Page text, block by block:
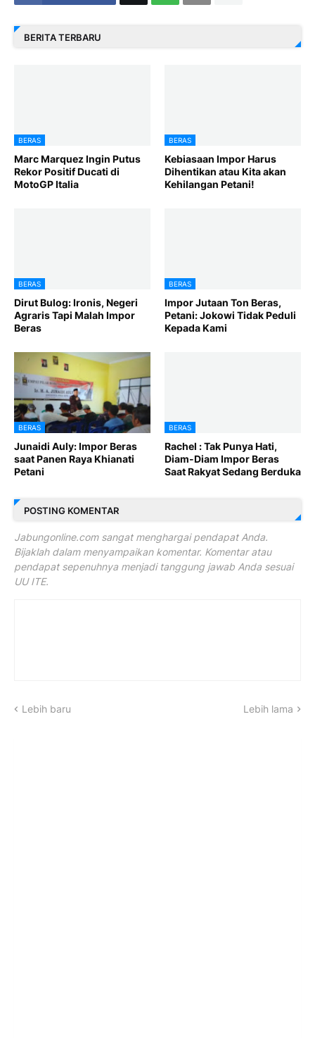
BERITA TERBARU
BERAS
Marc Marquez Ingin Putus
Rekor Positif Ducati di
MotoGP Italia
BERAS
Kebiasaan Impor Harus
Dihentikan atau Kita akan
Kehilangan Petani!
BERAS
Dirut Bulog: Ironis, Negeri
Agraris Tapi Malah Impor
Beras
BERAS
Impor Jutaan Ton Beras,
Petani: Jokowi Tidak Peduli
Kepada Kami
BERAS
Junaidi Auly: Impor Beras
saat Panen Raya Khianati
Petani
BERAS
Rachel : Tak Punya Hati,
Diam-Diam Impor Beras
Saat Rakyat Sedang Berduka
POSTING KOMENTAR
Jabungonline.com sangat menghargai pendapat Anda.
Bijaklah dalam menyampaikan komentar. Komentar atau
pendapat sepenuhnya menjadi tanggung jawab Anda sesuai
UU ITE.
Lebih baru Lebih lama